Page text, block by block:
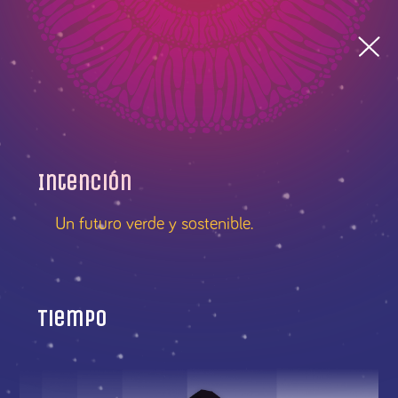
Intención
Un futuro verde y sostenible.
Tiempo